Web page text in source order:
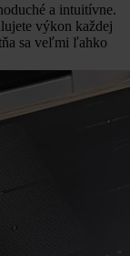
a intuitívne.
výkon každej
sa veľmi ľahko